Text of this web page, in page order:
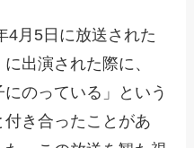
4月5日に放送された
出演された際に、
にのっている」という
き合ったことがあ